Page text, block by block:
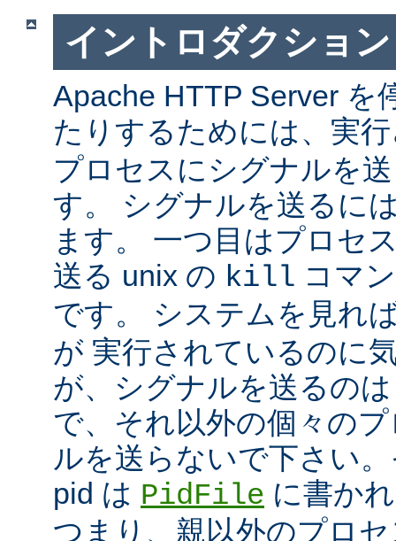
イントロダクション
Apache HTTP Server を
たりするためには、実
プロセスにシグナルを
す。 シグナルを送るに
ます。 一つ目はプロセ
送る unix の kill コマ
です。 システムを見れ
が 実行されているのに
が、シグナルを送るの
で、それ以外の個々の
ルを送らないで下さい
pid は PidFile に書か
つまり、親以外のプロ